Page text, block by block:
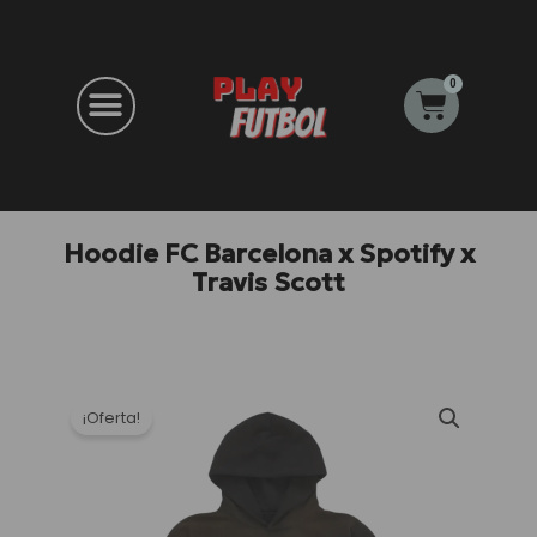
0
Carrito
Hoodie FC Barcelona x Spotify x
Travis Scott
¡Oferta!